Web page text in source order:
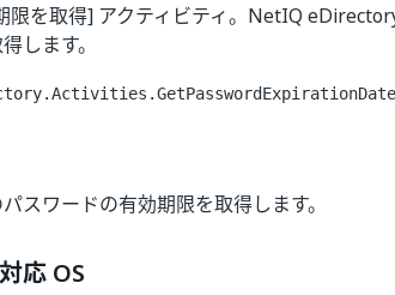
限を取得] アクティビティ。NetIQ
します。
スワードの有効期限を取得します。
応 OS